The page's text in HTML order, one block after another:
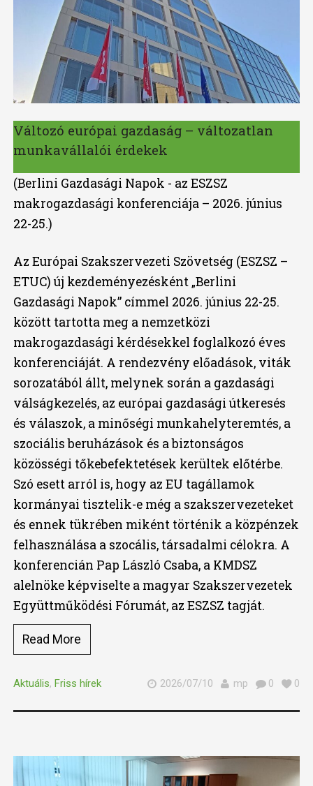
Változó európai gazdaság – változatlan
munkavállalói érdekek
(Berlini Gazdasági Napok - az ESZSZ
makrogazdasági konferenciája – 2026. június
22-25.)
Az Európai Szakszervezeti Szövetség (ESZSZ –
ETUC) új kezdeményezésként „Berlini
Gazdasági Napok” címmel 2026. június 22-25.
között tartotta meg a nemzetközi
makrogazdasági kérdésekkel foglalkozó éves
konferenciáját. A rendezvény előadások, viták
sorozatából állt, melynek során a gazdasági
válságkezelés, az európai gazdasági útkeresés
és válaszok, a minőségi munkahelyteremtés, a
szociális beruházások és a biztonságos
közösségi tőkebefektetések kerültek előtérbe.
Szó esett arról is, hogy az EU tagállamok
kormányai tisztelik-e még a szakszervezeteket
és ennek tükrében miként történik a közpénzek
felhasználása a szocális, társadalmi célokra. A
konferencián Pap László Csaba, a KMDSZ
alelnöke képviselte a magyar Szakszervezetek
Együttműködési Fórumát, az ESZSZ tagját.
Read More
Aktuális, Friss hírek 2026/07/10 mp 0 0